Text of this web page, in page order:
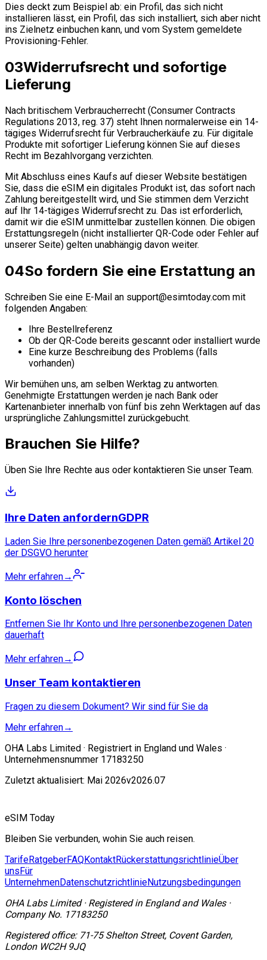
Dies deckt zum Beispiel ab: ein Profil, das sich nicht
installieren lässt, ein Profil, das sich installiert, sich aber nicht
ins Zielnetz einbuchen kann, und vom System gemeldete
Provisioning-Fehler.
03Widerrufsrecht und sofortige
Lieferung
Nach britischem Verbraucherrecht (Consumer Contracts
Regulations 2013, reg. 37) steht Ihnen normalerweise ein 14-
tägiges Widerrufsrecht für Verbraucherkäufe zu. Für digitale
Produkte mit sofortiger Lieferung können Sie auf dieses
Recht im Bezahlvorgang verzichten.
Mit Abschluss eines Kaufs auf dieser Website bestätigen
Sie, dass die eSIM ein digitales Produkt ist, das sofort nach
Zahlung bereitgestellt wird, und Sie stimmen dem Verzicht
auf Ihr 14-tägiges Widerrufsrecht zu. Das ist erforderlich,
damit wir die eSIM unmittelbar zustellen können. Die obigen
Erstattungsregeln (nicht installierter QR-Code oder Fehler auf
unserer Seite) gelten unabhängig davon weiter.
04So fordern Sie eine Erstattung an
Schreiben Sie eine E-Mail an support@esimtoday.com mit
folgenden Angaben:
Ihre Bestellreferenz
Ob der QR-Code bereits gescannt oder installiert wurde
Eine kurze Beschreibung des Problems (falls
vorhanden)
Wir bemühen uns, am selben Werktag zu antworten.
Genehmigte Erstattungen werden je nach Bank oder
Kartenanbieter innerhalb von fünf bis zehn Werktagen auf das
ursprüngliche Zahlungsmittel zurückgebucht.
Brauchen Sie Hilfe?
Üben Sie Ihre Rechte aus oder kontaktieren Sie unser Team.
Ihre Daten anfordernGDPR
Laden Sie Ihre personenbezogenen Daten gemäß Artikel 20
der DSGVO herunter
Mehr erfahren→
Konto löschen
Entfernen Sie Ihr Konto und Ihre personenbezogenen Daten
dauerhaft
Mehr erfahren→
Unser Team kontaktieren
Fragen zu diesem Dokument? Wir sind für Sie da
Mehr erfahren→
OHA Labs Limited · Registriert in England und Wales ·
Unternehmensnummer 17183250
Zuletzt aktualisiert: Mai 2026v2026.07
eSIM Today
Bleiben Sie verbunden, wohin Sie auch reisen.
TarifeRatgeberFAQKontaktRückerstattungsrichtlinieÜber
unsFür
UnternehmenDatenschutzrichtlinieNutzungsbedingungen
OHA Labs Limited· Registered in England and Wales·
Company No. 17183250
Registered office: 71-75 Shelton Street, Covent Garden,
London WC2H 9JQ